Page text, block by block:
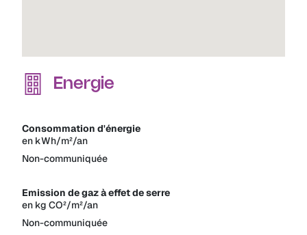
Energie
Consommation d'énergie
en kWh/m²/an
Non-communiquée
Emission de gaz à effet de serre
en kg CO²/m²/an
Non-communiquée